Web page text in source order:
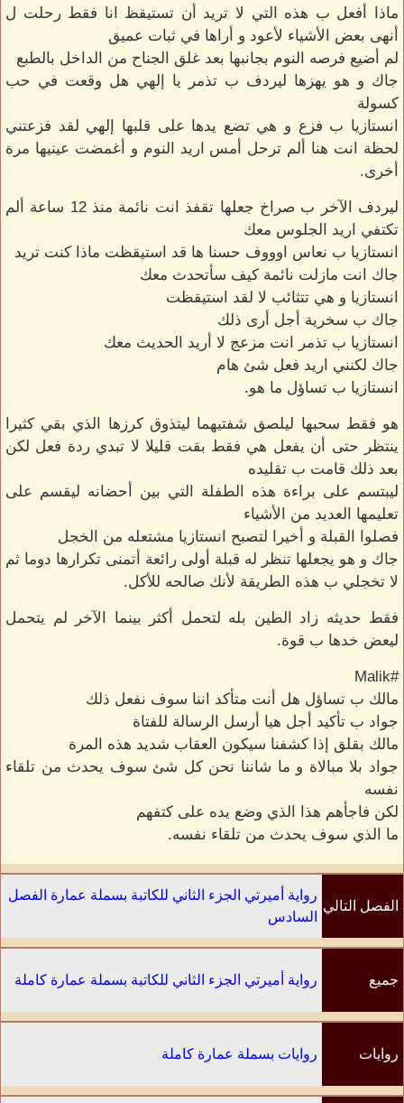
ماذا أفعل ب هذه التي لا تريد أن تستيقظ انا فقط رحلت ل
أنهى بعض الأشياء لأعود و أراها في ثبات عميق
لم أضيع فرصه النوم بجانبها بعد غلق الجناح من الداخل بالطبع
جاك و هو يهزها ليردف ب تذمر يا إلهي هل وقعت في حب
كسولة
انستازيا ب فزع و هي تضع يدها على قلبها إلهي لقد فزعتني
لحظة انت هنا ألم ترحل أمس اريد النوم و أغمضت عينيها مرة
أخرى.
ليردف الآخر ب صراخ جعلها تقفذ انت نائمة منذ 12 ساعة ألم
تكتفي اريد الجلوس معك
انستازيا ب نعاس اوووف حسنا ها قد استيقظت ماذا كنت تريد
جاك انت مازلت نائمة كيف سأتحدث معك
انستازيا و هي تتثائب لا لقد استيقظت
جاك ب سخرية أجل أرى ذلك
انستازيا ب تذمر انت مزعج لا أريد الحديث معك
جاك لكنني اريد فعل شئ هام
انستازيا ب تساؤل ما هو.
هو فقط سحبها ليلصق شفتيهما ليتذوق كرزها الذي بقي كثيرا
ينتظر حتى أن يفعل هي فقط بقت قليلا لا تبدي ردة فعل لكن
بعد ذلك قامت ب تقليده
ليبتسم على براءة هذه الطفلة التي بين أحضانه ليقسم على
تعليمها العديد من الأشياء
فصلوا القبلة و أخيرا لتصبح انستازيا مشتعله من الخجل
جاك و هو يجعلها تنظر له قبلة أولى رائعة أتمنى تكرارها دوما ثم
لا تخجلي ب هذه الطريقة لأنك صالحه للأكل.
فقط حديثه زاد الطين بله لتحمل أكثر بينما الآخر لم يتحمل
ليعض خدها ب قوة.
#Malik
مالك ب تساؤل هل أنت متأكد اننا سوف نفعل ذلك
جواد ب تأكيد أجل هيا أرسل الرسالة للفتاة
مالك بقلق إذا كشفنا سيكون العقاب شديد هذه المرة
جواد بلا مبالاة و ما شاننا نحن كل شئ سوف يحدث من تلقاء
نفسه
لكن فاجأهم هذا الذي وضع يده على كتفهم
ما الذي سوف يحدث من تلقاء نفسه.
الفصل التالي
رواية أميرتي الجزء الثاني للكاتبة بسملة عمارة الفصل
السادس
جميع رواية أميرتي الجزء الثاني للكاتبة بسملة عمارة كاملة
روايات روايات بسملة عمارة كاملة